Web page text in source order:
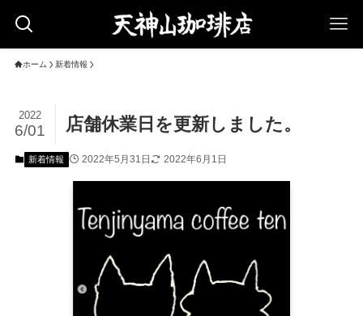
ホーム 新着情報
店舗休業日を更新しました。
2022
6/01
新着情報 2022年5月31日 2022年6月1日